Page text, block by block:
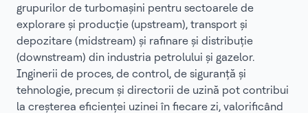
grupurilor de turbomașini pentru sectoarele de
explorare și producție (upstream), transport și
depozitare (midstream) și rafinare și distribuție
(downstream) din industria petrolului și gazelor.
Inginerii de proces, de control, de siguranță și
tehnologie, precum și directorii de uzină pot contribui
la creșterea eficienței uzinei în fiecare zi, valorificând